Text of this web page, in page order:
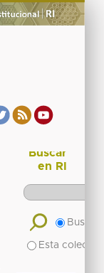
Buscar
en RI
Buscar
Esta